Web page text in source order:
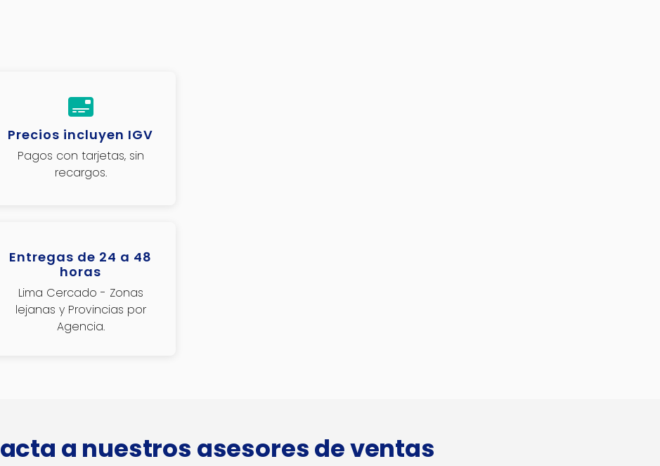
Precios incluyen IGV
Pagos con tarjetas, sin
recargos.
Entregas de 24 a 48
horas
Lima Cercado - Zonas
lejanas y Provincias por
Agencia.
a nuestros asesores de ventas